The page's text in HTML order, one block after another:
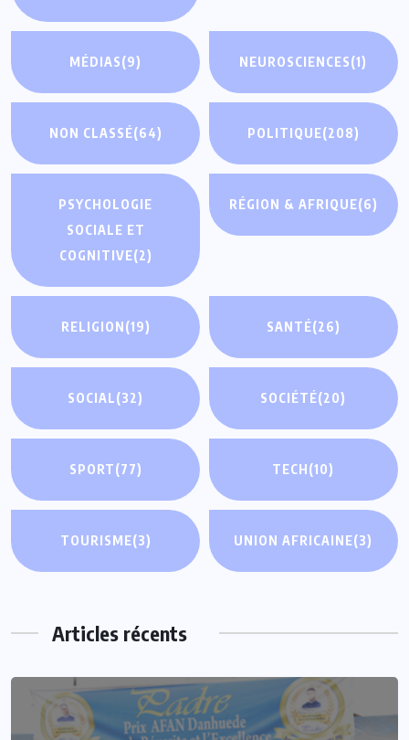
MÉDIAS(9) NEUROSCIENCES(1)
NON CLASSÉ(64) POLITIQUE(208)
PSYCHOLOGIE
SOCIALE ET
COGNITIVE(2)
RÉGION & AFRIQUE(6)
RELIGION(19) SANTÉ(26)
SOCIAL(32) SOCIÉTÉ(20)
SPORT(77) TECH(10)
TOURISME(3) UNION AFRICAINE(3)
Articles récents